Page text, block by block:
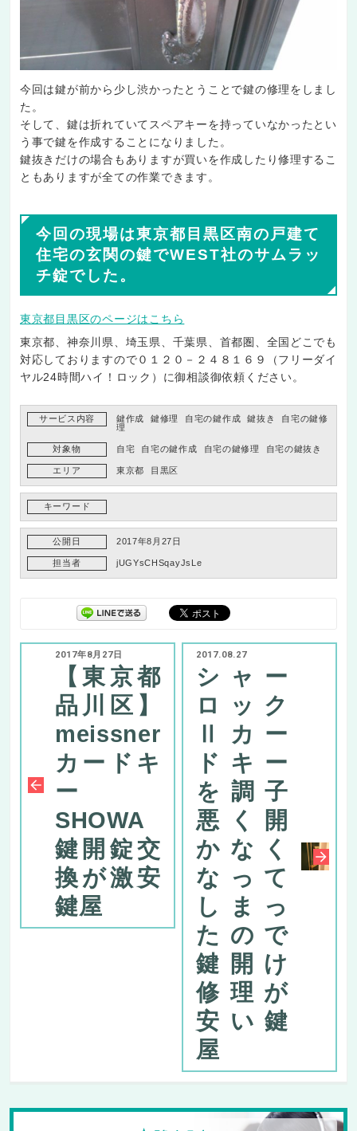
今回は鍵が前から少し渋かったとうことで鍵の修理をしまし
た。
そして、鍵は折れていてスペアキーを持っていなかったとい
う事で鍵を作成することになりました。
鍵抜きだけの場合もありますが買いを作成したり修理するこ
ともありますが全ての作業できます。
今回の現場は東京都目黒区南の戸建て
住宅の玄関の鍵でWEST社のサムラッ
チ錠でした。
東京都目黒区のページはこちら
東京都、神奈川県、埼玉県、千葉県、首都圏、全国どこでも
対応しておりますので０１２０－２４８１６９（フリーダイ
ヤル24時間ハイ！ロック）に御相談御依頼ください。
サービス内容 鍵作成 鍵修理 自宅の鍵作成 鍵抜き
自宅の鍵修
理
対象物 自宅 自宅の鍵作成 自宅の鍵修理 自宅の鍵抜き
エリア 東京都 目黒区
キーワード
公開日 2017年8月27日
担当者 jUGYsCHSqayJsLe
2017年8月27日
【東京都
品川区】
meissner
カードキ
ー
SHOWA
鍵開錠交
換が激安
鍵屋
2017.08.27
シャー
ロック
Ⅱカー
ドキー
を調子
悪く開
かなく
なって
しまっ
たので
鍵開け
修理が
安い鍵
屋